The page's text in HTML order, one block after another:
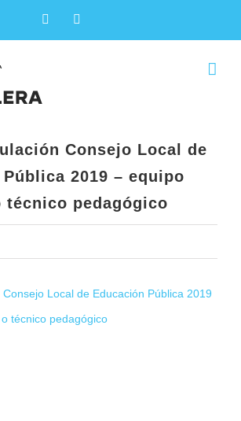
Facebook
Consejo Local de
2019 – equipo
pedagógico
Local de Educación Pública 2019
técnico pedagógico